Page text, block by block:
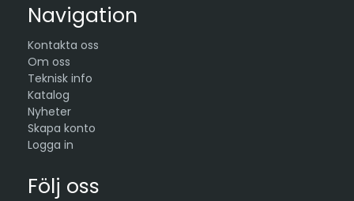
Navigation
Kontakta oss
Om oss
Teknisk info
Katalog
Nyheter
Skapa konto
Logga in
Följ oss